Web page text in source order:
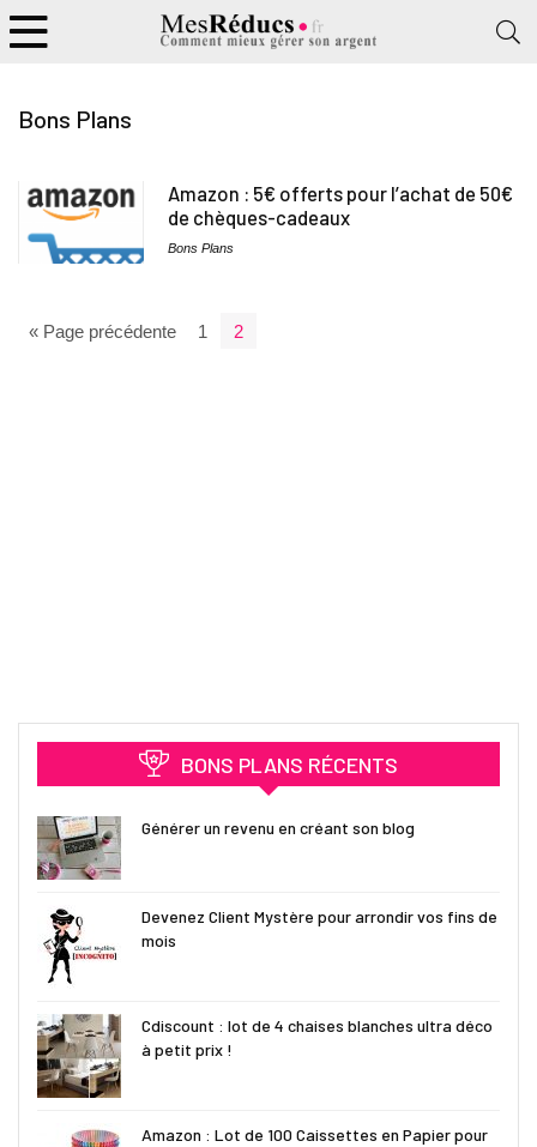
Bons Plans
Amazon : 5€ offerts pour l’achat de 50€
de chèques-cadeaux
Bons Plans
« Page précédente 1 2
BONS PLANS RÉCENTS
Générer un revenu en créant son blog
Devenez Client Mystère pour arrondir vos fins de
mois
Cdiscount : lot de 4 chaises blanches ultra déco
à petit prix !
Amazon : Lot de 100 Caissettes en Papier pour